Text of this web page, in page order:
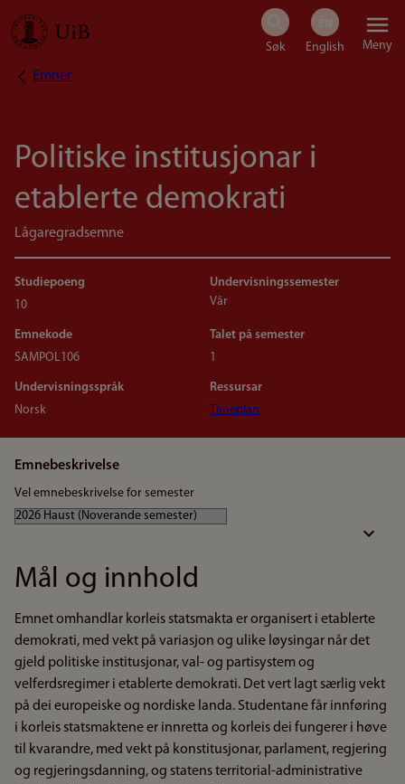
Hopp
Meny
Navigasjonssti
Emner
Politiske institusjonar i
etablerte demokrati
Lågaregradsemne
Studiepoeng
10
Undervisningssemester
Vår
Emnekode
SAMPOL106
Talet på semester
1
Undervisningsspråk
Norsk
Ressursar
Timeplan
Emnebeskrivelse
Vel emnebeskrivelse for semester
Mål og innhold
Emnet omhandlar korleis statsmakta er organisert i etablerte
demokrati, med vekt på variasjon og ulike løysingar når det
gjeld politiske institusjonar, val- og partisystem og
velferdsregimer i etablerte demokrati. Det vert lagt særlig vekt
på dei europeiske og nordiske landa. Studentane får innføring
i korleis statsmaktene er innretta og korleis dei fungerer i høve
til kvarandre, med vekt på konstitusjonar, parlament, regjering
og regjeringsdanning, og statens territorial-administrative